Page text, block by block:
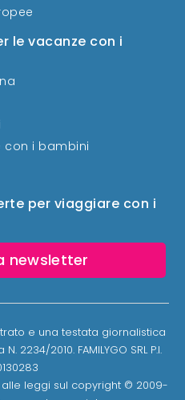
per viaggiare con i
newsletter
le vacanze con i
con i bambini
e una testata giornalistica
2234/2010. FAMILYGO SRL P.I.
leggi sul copyright © 2009-